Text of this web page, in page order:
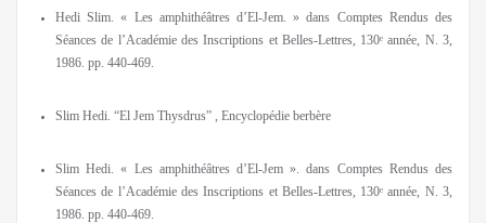
Hedi Slim. « Les amphithéâtres d’El-Jem. » dans Comptes Rendus des
Séances de l’Académie des Inscriptions et Belles-Lettres, 130ᵉ année, N. 3,
1986. pp. 440-469.
Slim Hedi. “El Jem Thysdrus” , Encyclopédie berbère
Slim Hedi. « Les amphithéâtres d’El-Jem ». dans Comptes Rendus des
Séances de l’Académie des Inscriptions et Belles-Lettres, 130ᵉ année, N. 3,
1986. pp. 440-469.